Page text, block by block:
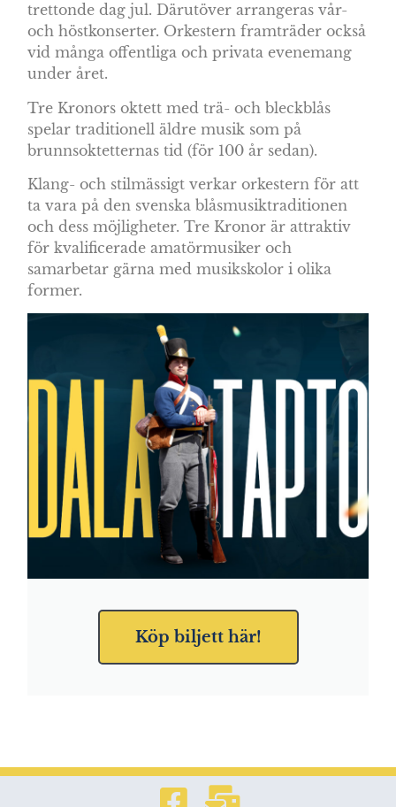
trettonde dag jul. Därutöver arrangeras vår-
och höstkonserter. Orkestern framträder också
vid många offentliga och privata evenemang
under året.
Tre Kronors oktett med trä- och bleckblås
spelar traditionell äldre musik som på
brunnsoktetternas tid (för 100 år sedan).
Klang- och stilmässigt verkar orkestern för att
ta vara på den svenska blåsmusiktraditionen
och dess möjligheter. Tre Kronor är attraktiv
för kvalificerade amatörmusiker och
samarbetar gärna med musikskolor i olika
former.
Köp biljett här!